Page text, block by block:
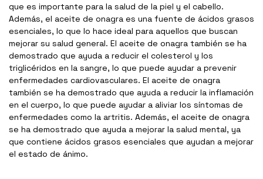
que es importante para la salud de la piel y el cabello.
Además, el aceite de onagra es una fuente de ácidos grasos
esenciales, lo que lo hace ideal para aquellos que buscan
mejorar su salud general. El aceite de onagra también se ha
demostrado que ayuda a reducir el colesterol y los
triglicéridos en la sangre, lo que puede ayudar a prevenir
enfermedades cardiovasculares. El aceite de onagra
también se ha demostrado que ayuda a reducir la inflamación
en el cuerpo, lo que puede ayudar a aliviar los síntomas de
enfermedades como la artritis. Además, el aceite de onagra
se ha demostrado que ayuda a mejorar la salud mental, ya
que contiene ácidos grasos esenciales que ayudan a mejorar
el estado de ánimo.